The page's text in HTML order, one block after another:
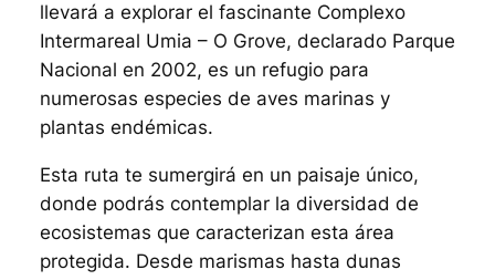
llevará a explorar el fascinante Complexo
Intermareal Umia – O Grove, declarado Parque
Nacional en 2002, es un refugio para
numerosas especies de aves marinas y
plantas endémicas.
Esta ruta te sumergirá en un paisaje único,
donde podrás contemplar la diversidad de
ecosistemas que caracterizan esta área
protegida. Desde marismas hasta dunas